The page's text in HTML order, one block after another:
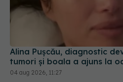
Alina Pușcău, diagnostic
tumori și boala a ajuns la
04 aug 2026, 11:27